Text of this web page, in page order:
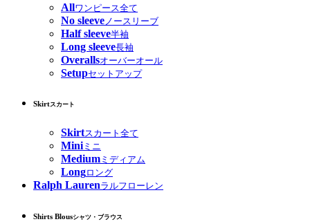
Allワンピース全て
No sleeve ノースリーブ
Half sleeve半袖
Long sleeve長袖
Overallsオーバーオール
Setupセットアップ
Skirtスカート
Skirtスカート全て
Miniミニ
Medium ミディアム
Longロング
Ralph Laurenラルフローレン
Shirts Blousシャツ・ブラウス